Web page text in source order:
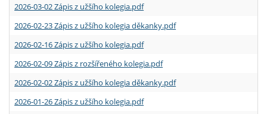
2026-03-02 Zápis z užšího kolegia.pdf
2026-02-23 Zápis z užšího kolegia děkanky.pdf
2026-02-16 Zápis z užšího kolegia.pdf
2026-02-09 Zápis z rozšířeného kolegia.pdf
2026-02-02 Zápis z užšího kolegia děkanky.pdf
2026-01-26 Zápis z užšího kolegia.pdf